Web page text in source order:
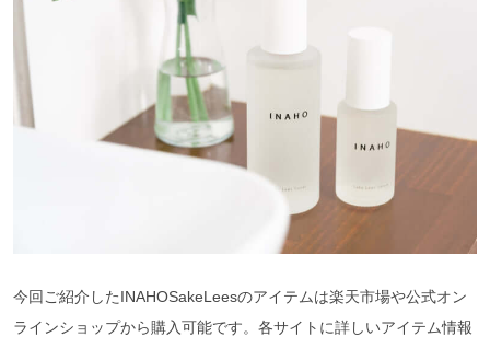
今回ご紹介したINAHOSakeLeesのアイテムは楽天市場や公式オン
ラインショップから購入可能です。各サイトに詳しいアイテム情報